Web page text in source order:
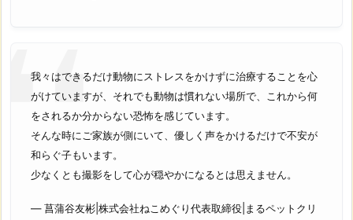
我々はできるだけ動物にストレスをかけずに治療することを心
がけていますが、それでも動物は慣れない場所で、これから何
をされるか分からない恐怖を感じています。
そんな時にご家族が側にいて、優しく声をかけるだけで不安が
和らぐ子もいます。
少なくとも撮影をして心が穏やかになるとは思えません。
— 菖蒲谷友彬|株式会社ねこめぐり代表取締役|まるペットクリ